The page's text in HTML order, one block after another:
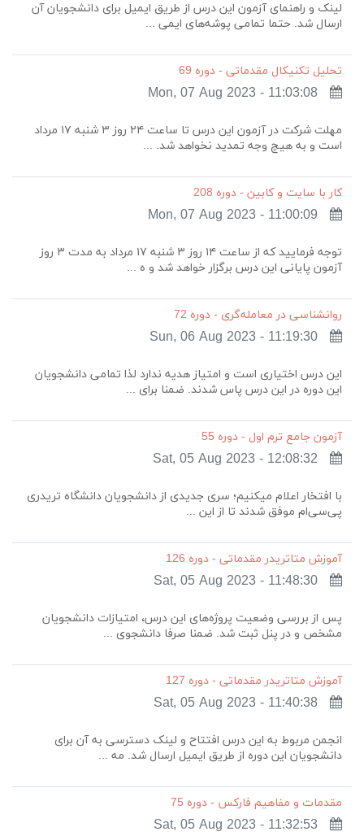
لینک و راهنمای آزمون این درس از طریق ایمیل برای دانشجویان آن
ارسال شد. حتما تمامی پوشه‌های ایمی ...
تحلیل تکنیکال مقدماتی - دوره 69
Mon, 07 Aug 2023 - 11:03:08
مهلت شرکت در آزمون این درس تا ساعت ۲۴ روز ۳ شنبه ۱۷ مرداد
است و به هیچ وجه تمدید نخواهد شد. ...
کار با سایت و کابین - دوره 208
توجه فرمایید که از ساعت ۱۴ روز ۳ شنبه ۱۷ مرداد به مدت ۳ روز
آزمون پایانی این درس برگزار خواهد شد و ه ...
روانشناسی در معامله‌گری - دوره 72
Sun, 06 Aug 2023 - 11:19:30
این درس اختیاری است و امتیاز هدیه ندارد لذا تمامی دانشجویان
این دوره در این درس پاس شدند. ضمنا برای ...
آزمون جامع ترم اول - دوره 55
با افتخار اعلام میکنیم؛ سری جدیدی از دانشجویان دانشگاه تریدری
پی‌سی‌ام موفق شدند تا از این ...
آموزش متاتریدر مقدماتی - دوره 126
Sat, 05 Aug 2023 - 11:48:30
پس از بررسی وضعیت پروژه‌های این درس، امتیازات دانشجویان
مشخص و در پنل ثبت شد. ضمنا صرفا دانشجوی ...
آموزش متاتریدر مقدماتی - دوره 127
Sat, 05 Aug 2023 - 11:40:38
انجمن مربوط به این درس افتتاح و لینک دسترسی به آن برای
دانشجویان این دوره از طریق ایمیل ارسال شد. مه ...
مقدمات و مفاهیم فارکس - دوره 75